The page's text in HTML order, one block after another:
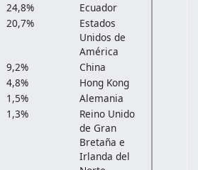
24,8%
Ecuador
20,7%
Estados
Unidos de
América
9,2%
China
4,8%
Hong Kong
1,5%
Alemania
1,3%
Reino Unido
de Gran
Bretaña e
Irlanda del